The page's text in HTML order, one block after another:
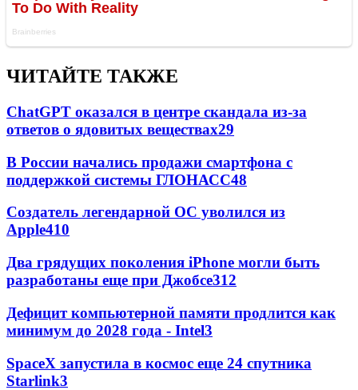
ЧИТАЙТЕ ТАКЖЕ
ChatGPT оказался в центре скандала из-за
ответов о ядовитых веществах29
В России начались продажи смартфона с
поддержкой системы ГЛОНАСС48
Создатель легендарной ОС уволился из
Apple410
Два грядущих поколения iPhone могли быть
разработаны еще при Джобсе312
Дефицит компьютерной памяти продлится как
минимум до 2028 года - Intel3
SpaceX запустила в космос еще 24 спутника
Starlink3